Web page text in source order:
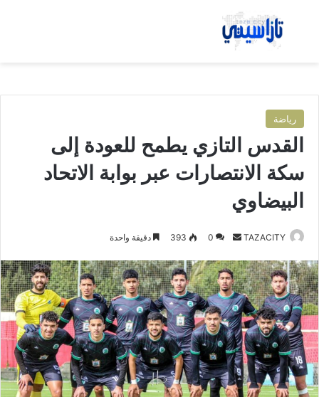
بحث عن
رياضة
القدس التازي يطمح للعودة إلى
سكة الانتصارات عبر بوابة الاتحاد
البيضاوي
TAZACITY
س
ل
ب
ر
ي
د
ا
إ
0
393 دقيقة واحدة